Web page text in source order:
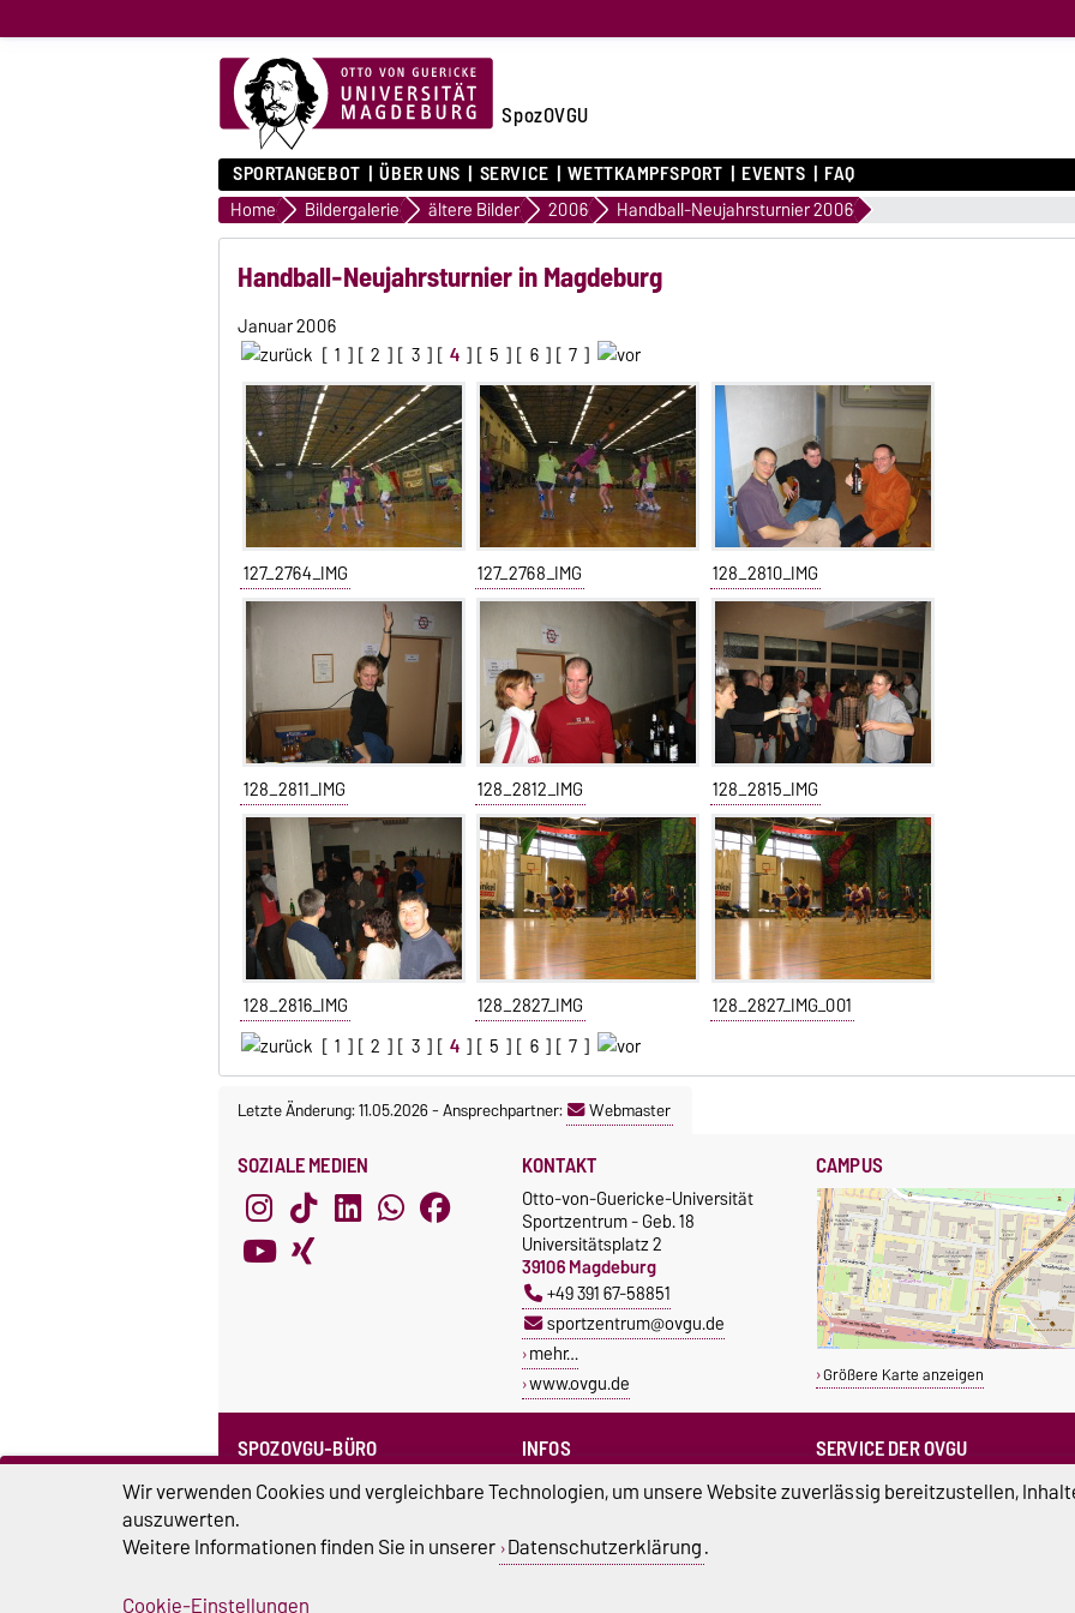
SpozOVGU
SPORTANGEBOT ÜBER UNS SERVICE WETTKAMPFSPORT EVENTS FAQ
Home Bildergalerie ältere Bilder 2006 Handball-Neujahrsturnier 2006
Handball-Neujahrsturnier in Magdeburg
Januar 2006
[ 1 ] [ 2 ] [ 3 ] [ 4 ] [ 5 ] [ 6 ] [ 7 ]
127_2764_IMG 127_2768_IMG 128_2810_IMG
128_2811_IMG 128_2812_IMG 128_2815_IMG
128_2816_IMG 128_2827_IMG
128_2827_IMG_001
[ 1 ] [ 2 ] [ 3 ] [ 4 ] [ 5 ] [ 6 ] [ 7 ]
Letzte Änderung: 11.05.2026-Ansprechpartner: Webmaster
SOZIALE MEDIEN KONTAKT
Otto-von-Guericke-Universität
Sportzentrum - Geb. 18
Universitätsplatz 2
39106 Magdeburg
+49 391 67-58851
sportzentrum@ovgu.de
mehr…
www.ovgu.de
CAMPUS
Größere Karte anzeigen
SPOZOVGU-BÜRO
Sprechzeiten
INFOS
Campus Service Center
Studentenwerk
Studierendenrat
Sportreferent der Uni
SERVICE DER OVGU
Infopoint & Fundbüro
+49 391 67-54444
Wir verwenden Cookies und vergleichbare Technologien, um unsere Website zuverlässig bereitzustellen,
auszuwerten.
Weitere Informationen finden Sie in unserer Datenschutzerklärung.
Cookie-Einstellungen